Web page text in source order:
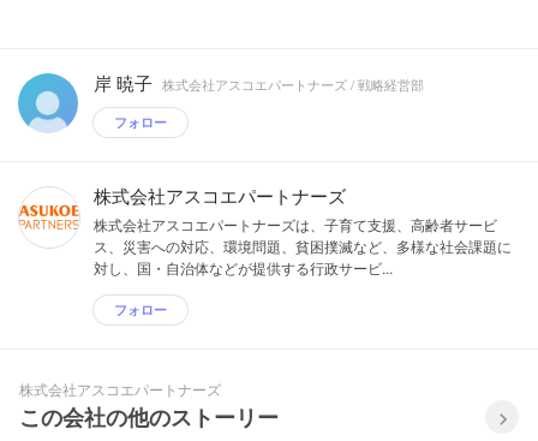
岸 暁子 株式会社アスコエパートナーズ / 戦略経営部
フォロー
株式会社アスコエパートナーズ
株式会社アスコエパートナーズは、子育て支援、高齢者サービ
ス、災害への対応、環境問題、貧困撲滅など、多様な社会課題に
対し、国・自治体などが提供する行政サービ...
フォロー
株式会社アスコエパートナーズ
この会社の他のストーリー